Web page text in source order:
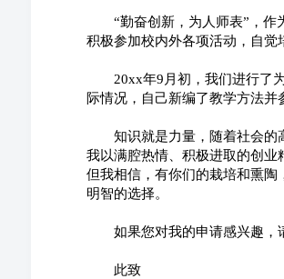
“勤奋创新，为人师表”，作
积极参加校内外各项活动，自觉
20xx年9月初，我们进行了为
际情况，自己新编了教学方法
知识就是力量，随着社会的高
我以满腔热情、积极进取的创
但我相信，有你们的栽培和熏
明智的选择。
如果您对我的申请感兴趣，
此致